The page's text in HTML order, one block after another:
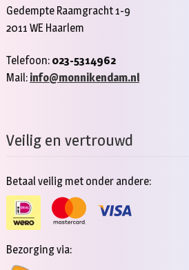
Gedempte Raamgracht 1-9
2011 WE Haarlem
Telefoon: 023-5314962
Mail: info@monnikendam.nl
Veilig en vertrouwd
Betaal veilig met onder andere:
Bezorging via: